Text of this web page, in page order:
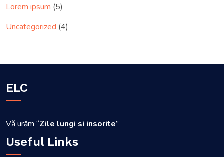
Lorem ipsum (5)
Uncategorized (4)
ELC
Vă urăm “Zile lungi si insorite”
Useful Links